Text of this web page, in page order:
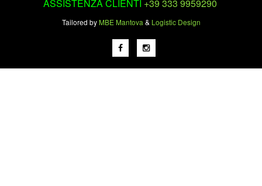
ASSISTENZA CLIENTI +39 333 9959290
Tailored by MBE Mantova & Logistic Design